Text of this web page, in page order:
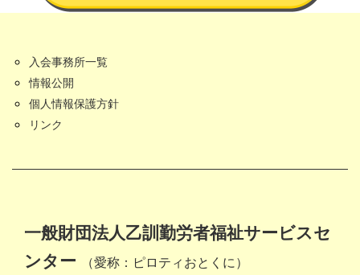
入会事務所一覧
情報公開
個人情報保護方針
リンク
一般財団法人乙訓勤労者福祉サービスセ
ンター
（愛称：ピロティおとくに）